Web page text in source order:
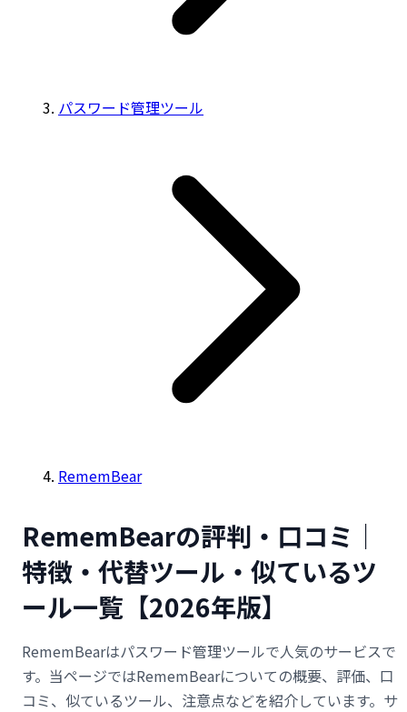
パスワード管理ツール
RememBear
RememBearの評判・口コミ｜
特徴・代替ツール・似ているツ
ール一覧【2026年版】
RememBearはパスワード管理ツールで人気のサービスで
す。当ページではRememBearについての概要、評価、口
コミ、似ているツール、注意点などを紹介しています。サ